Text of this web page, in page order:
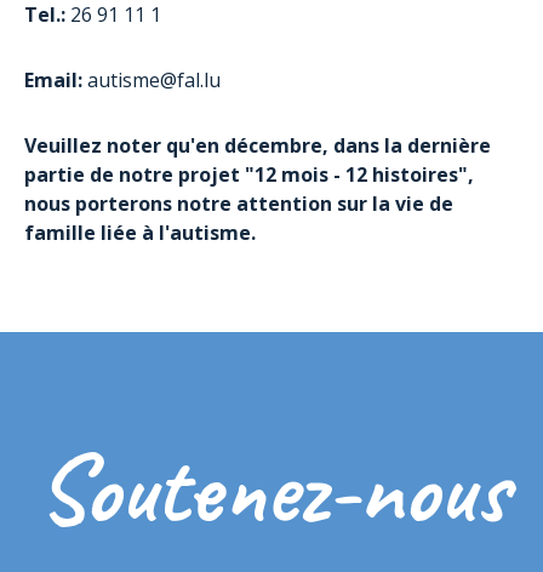
Tel.: 26 91 11 1
Email:autisme@fal.lu
Veuillez noter qu'en décembre, dans la dernière
partie de notre projet "12 mois - 12 histoires",
nous porterons notre attention sur la vie de
famille liée à l'autisme.
Soutenez-nous